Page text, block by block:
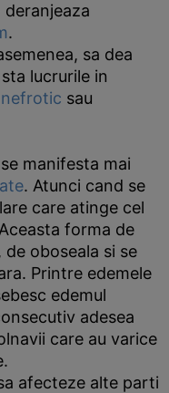
.
sa dea
lucrurile in
sau
se manifesta mai
. Atunci cand se
care atinge cel
forma de
oboseala si se
Printre edemele
edemul
adesea
care au varice
afecteze alte parti